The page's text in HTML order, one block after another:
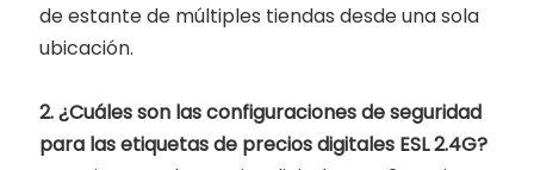
de estante de múltiples tiendas desde una sola
ubicación.
2. ¿Cuáles son las configuraciones de seguridad
para las etiquetas de precios digitales ESL 2.4G?